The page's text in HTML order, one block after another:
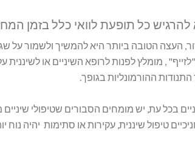
כל תופעת לוואי כלל בזמן
העצה הטובה ביותר היא להמשיך ולשמור על
, מומלץ לפנות לרופא השיניים או
ההורמונליות בגופך.
בכל עת, יש מומחים הסבורים שטיפולי
טיפול שיננית, עקירות או סתימות יהיה